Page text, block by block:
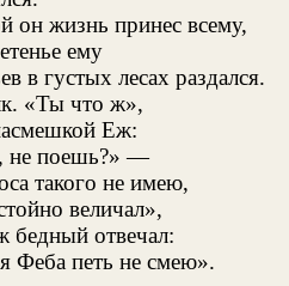
он жизнь принес всему,
ему
в густых лесах раздался.
«Ты что ж»,
Еж:
не поешь?» —
такого не имею,
величал»,
бедный отвечал:
Феба петь не смею».